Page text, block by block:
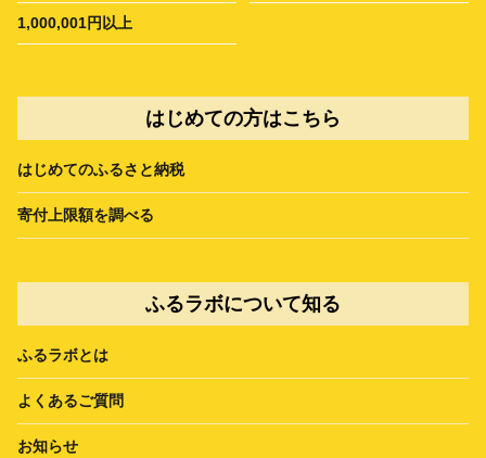
1,000,001円以上
はじめての方はこちら
はじめてのふるさと納税
寄付上限額を調べる
ふるラボについて知る
ふるラボとは
よくあるご質問
お知らせ